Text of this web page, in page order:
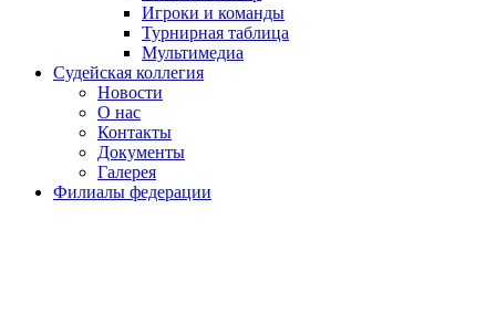
Игроки и команды
Турнирная таблица
Мультимедиа
Судейская коллегия
Новости
О нас
Контакты
Документы
Галерея
Филиалы федерации